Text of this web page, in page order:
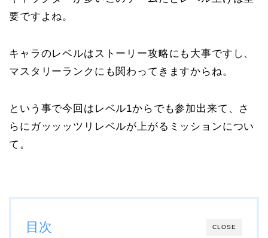
要ですよね。
キャラのレベルはストーリー攻略にも大事ですし、
マスタリーランクにも関わってきますからね。
という事で今回はレベル1からでも参加出来て、さ
らにガッッッツリレベルが上がるミッションについ
て。
CLOSE
目次